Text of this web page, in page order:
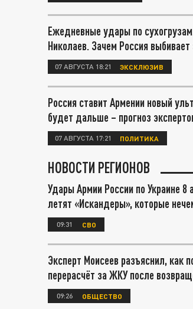
Ежедневные удары по
Николаев. Зачем Россия
07 АВГУСТА 18:21 ЭКСКЛЮЗИВ
Россия ставит Армении новый
будет дальше – прогноз
07 АВГУСТА 17:21 ПОЛИТИКА
НОВОСТИ РЕГИОНОВ
Удары Армии России по Украине 8
летят «Искандеры», которые
09:31 СВО
Эксперт Моисеев разъяснил, как
перерасчёт за ЖКУ после
09:26 ОБЩЕСТВО